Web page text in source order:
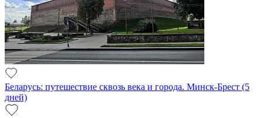
Беларусь: путешествие сквозь века и города. Минск-Брест (5
дней)